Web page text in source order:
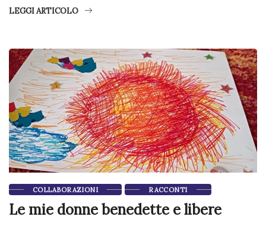
LEGGI ARTICOLO
COLLABORAZIONI RACCONTI
Le mie donne benedette e libere